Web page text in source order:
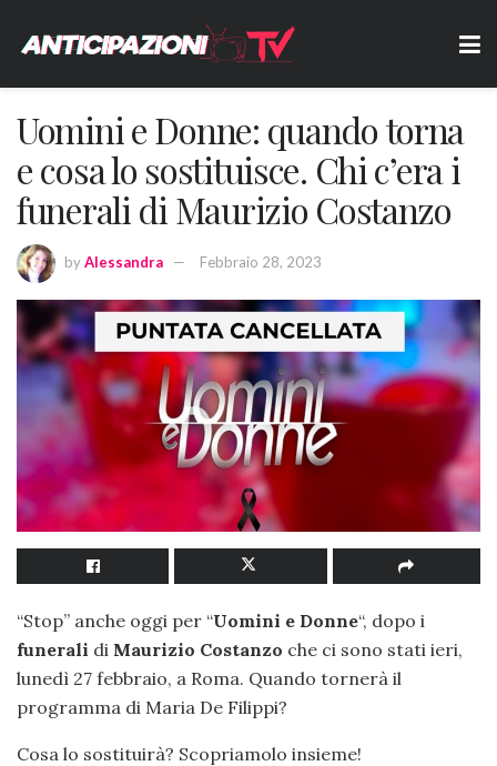
Uomini e Donne: quando torna
e cosa lo sostituisce. Chi c’era i
funerali di Maurizio Costanzo
byAlessandra Febbraio 28, 2023
“Stop” anche oggi per “Uomini e Donne“, dopo i
funerali di Maurizio Costanzo che ci sono stati ieri,
lunedì 27 febbraio, a Roma. Quando tornerà il
programma di Maria De Filippi?
Cosa lo sostituirà? Scopriamolo insieme!